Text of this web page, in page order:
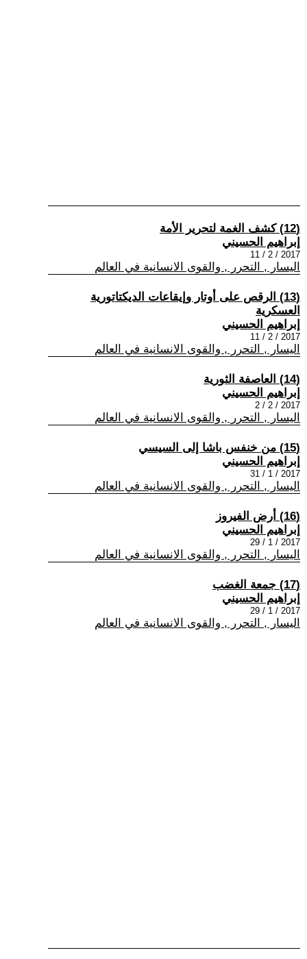
(12) كشف الغمة لتحرير الأمة
إبراهيم الحسيني
2017 / 2 / 11
اليسار , التحرر , والقوى الانسانية في العالم
(13) الرقص على أوتار وإيقاعات الديكتاتورية
العسكرية
إبراهيم الحسيني
2017 / 2 / 11
اليسار , التحرر , والقوى الانسانية في العالم
(14) العاصفة الثورية
إبراهيم الحسيني
2017 / 2 / 2
اليسار , التحرر , والقوى الانسانية في العالم
(15) من خنفس باشا إلى السيسي
إبراهيم الحسيني
2017 / 1 / 31
اليسار , التحرر , والقوى الانسانية في العالم
(16) أرض الفيروز
إبراهيم الحسيني
2017 / 1 / 29
اليسار , التحرر , والقوى الانسانية في العالم
(17) جمعة الغضب
إبراهيم الحسيني
2017 / 1 / 29
اليسار , التحرر , والقوى الانسانية في العالم